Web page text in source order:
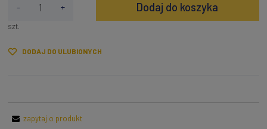
- +
szt.
Dodaj do koszyka
DODAJ DO ULUBIONYCH
zapytaj o produkt